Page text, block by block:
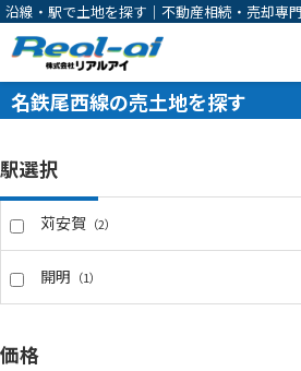
沿線・駅で土地を探す｜不動産相続・売却専
入・相続対策・有効活用のご相談は株式会社
名鉄尾西線の売土地を探す
駅選択
苅安賀 （2）
開明 （1）
価格